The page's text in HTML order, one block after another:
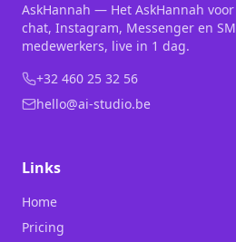
AskHannah — Het AskHannah
chat, Instagram, Messenger en
medewerkers, live in 1 dag.
+32 460 25 32 56
hello@ai-studio.be
Links
Home
Pricing